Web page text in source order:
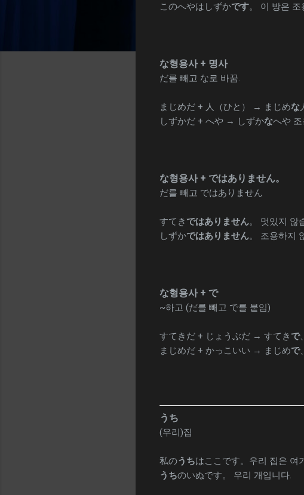
このへやはしずかです。 이 방은 조
な형용사 + 명사
だ를 빼고 な로 바꿈.
まじめだ + 人（ひと） → まじめな
しずかだ + へや → しずかなへや
な형용사 + ではありません。
だ를 빼고 ではありません
すてき ではありません。 멋있지 않
しずかではありません。 조용하지
な형용사 + で
~하고 (だ를 빼고 で를 붙임)
すてきだ + じょうぶだ → すてき で
まじめだ + かっこいい → まじめで
うち
(우리)집
私のうちはここです。우리 집은 여
うちのいぬです。 우리 개입니다.